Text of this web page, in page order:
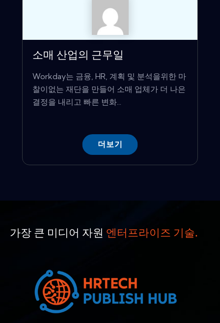
소매 산업의 근무일
Workday는 금융, HR, 계획 및 분석을위한 마
찰이없는 재단을 만들어 소매 업체가 더 나은
결정을 내리고 빠른 변화...
더보기
가장 큰 미디어 자원 엔터프라이즈 기술.